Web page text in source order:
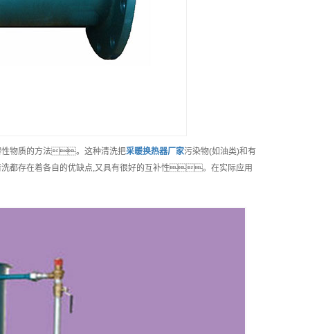
性物质的方法。这种清洗把采暖换热器厂家污染物(如油类)和有
都存在着各自的优缺点,又具有很好的互补性。在实际应用